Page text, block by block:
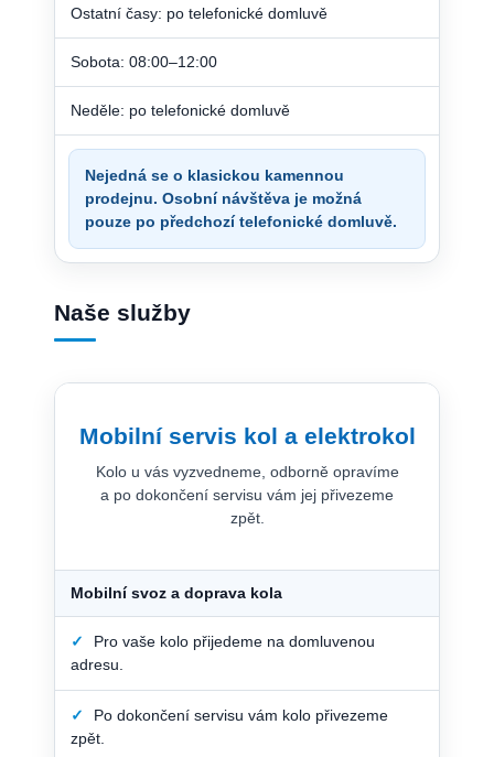
Ostatní časy: po telefonické domluvě
Sobota: 08:00–12:00
Neděle: po telefonické domluvě
Nejedná se o klasickou kamennou
prodejnu. Osobní návštěva je možná
pouze po předchozí telefonické domluvě.
Naše služby
Mobilní servis kol a elektrokol
Kolo u vás vyzvedneme, odborně opravíme
a po dokončení servisu vám jej přivezeme
zpět.
Mobilní svoz a doprava kola
✓
Pro vaše kolo přijedeme na domluvenou
adresu.
✓
Po dokončení servisu vám kolo přivezeme
zpět.